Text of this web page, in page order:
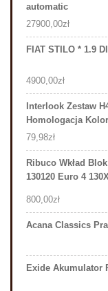
automatic
27900,00zł
FIAT STILO * 1.9
4900,00zł
Interlook Zestaw
Homologacja
79,98zł
Ribuco Wkład
130120 Euro 4
800,00zł
Acana Classics
Exide Akumulator